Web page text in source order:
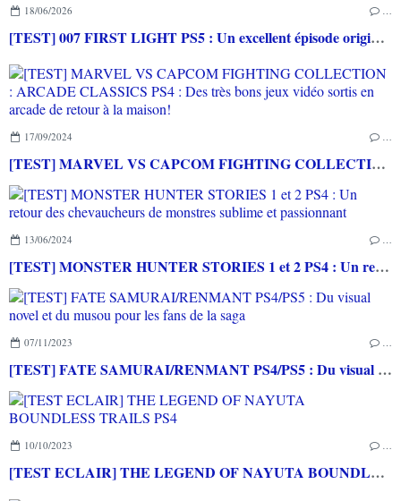
18/06/2026 …
[TEST] 007 FIRST LIGHT PS5 : Un excellent épisode original de James Bond avec le savoir-faire de IO INTERACTIVE
17/09/2024 …
[TEST] MARVEL VS CAPCOM FIGHTING COLLECTION : ARCADE CLASSICS PS4 : Des très bons jeux vidéo sortis en arcade de retour à la maison!
13/06/2024 …
[TEST] MONSTER HUNTER STORIES 1 et 2 PS4 : Un retour des chevaucheurs de monstres sublime et passionnant
07/11/2023 …
[TEST] FATE SAMURAI/RENMANT PS4/PS5 : Du visual novel et du musou pour les fans de la saga
10/10/2023 …
[TEST ECLAIR] THE LEGEND OF NAYUTA BOUNDLESS TRAILS PS4